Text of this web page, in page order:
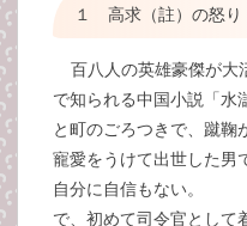
１ 高求（註）の怒り
百八人の英雄豪傑が大
で知られる中国小説「水
と町のごろつきで、蹴鞠
寵愛をうけて出世した男
自分に自信もない。
で、初めて司令官として